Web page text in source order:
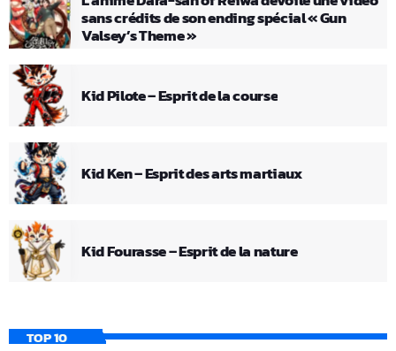
sans crédits de son ending spécial « Gun
Valsey’s Theme »
Kid Pilote – Esprit de la course
Kid Ken – Esprit des arts martiaux
Kid Fourasse – Esprit de la nature
TOP 10